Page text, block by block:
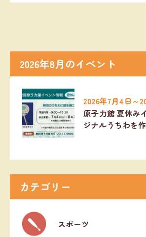
2026年8月のイベント
2026年7月4日～
原子力館 夏休み
ジナルうちわを作
カテゴリー
スポーツ